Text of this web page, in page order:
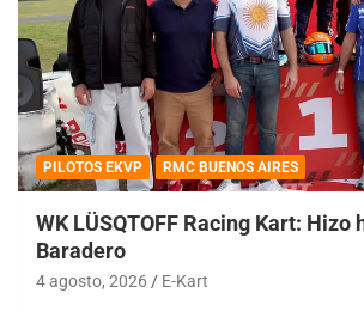
PILOTOS EKVP RMC BUENOS AIRES
WK LÜSQTOFF Racing Kart: Hizo
Baradero
4 agosto, 2026 E-Kart